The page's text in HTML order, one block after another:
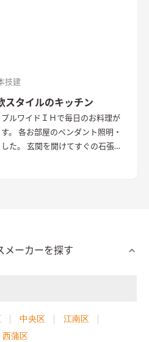
技建
スタイルのキッチン
ルワイドＩＨで毎日のお料理が
。 各お部屋のペンダント照明・
た。 玄関を開けてすぐの石張り
メーカーを探す
中央区
江南区
西蒲区